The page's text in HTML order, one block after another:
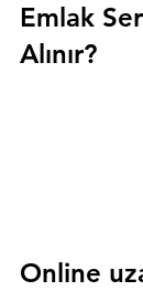
Emlak
Alınır?
Online